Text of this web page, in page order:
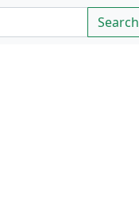
Search